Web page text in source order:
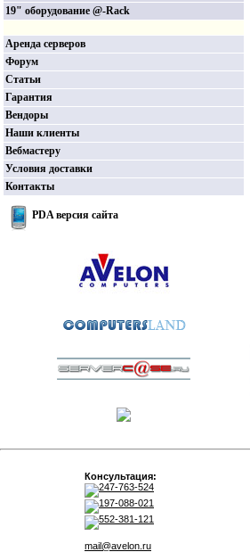
19" оборудование @-Rack
Аренда серверов
Форум
Статьи
Гарантия
Вендоры
Наши клиенты
Вебмастеру
Условия доставки
Контакты
PDA версия сайта
Консультация:
247-763-524
197-088-021
552-381-121
mail@avelon.ru